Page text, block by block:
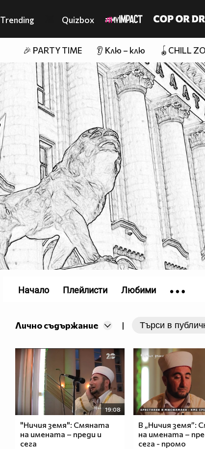
Trending Quizbox
🎉 PARTY TIME 👂 Клю – клю 🪀CHILL
Лично съдържание |
19:08
"Ничия земя": Смяната
на имената – преди и
сега
В „Ничия земя”:
на имената –
сега - промо
Начало Плейлисти Любими